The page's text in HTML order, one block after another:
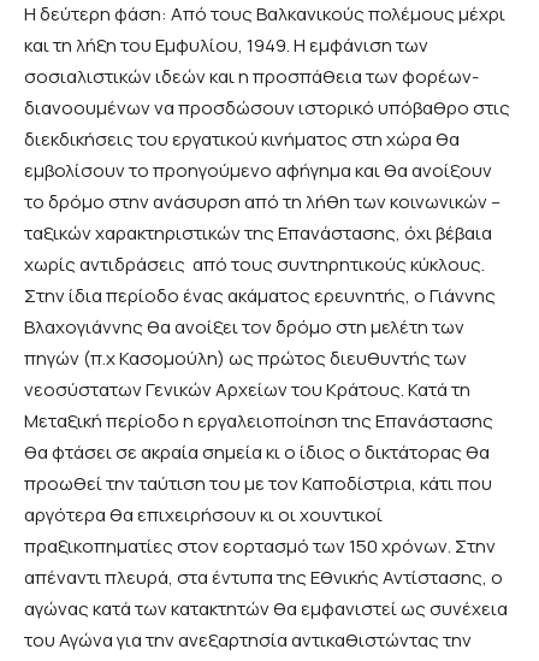
Η δεύτερη φάση: Από τους Βαλκανικούς πολέμους μέχρι
και τη λήξη του Εμφυλίου, 1949. Η εμφάνιση των
σοσιαλιστικών ιδεών και η προσπάθεια των φορέων-
διανοουμένων να προσδώσουν ιστορικό υπόβαθρο στις
διεκδικήσεις του εργατικού κινήματος στη χώρα θα
εμβολίσουν το προηγούμενο αφήγημα και θα ανοίξουν
το δρόμο στην ανάσυρση από τη λήθη των κοινωνικών –
ταξικών χαρακτηριστικών της Επανάστασης, όχι βέβαια
χωρίς αντιδράσεις από τους συντηρητικούς κύκλους.
Στην ίδια περίοδο ένας ακάματος ερευνητής, ο Γιάννης
Βλαχογιάννης θα ανοίξει τον δρόμο στη μελέτη των
πηγών (π.χ Κασομούλη) ως πρώτος διευθυντής των
νεοσύστατων Γενικών Αρχείων του Κράτους. Κατά τη
Μεταξική περίοδο η εργαλειοποίηση της Επανάστασης
θα φτάσει σε ακραία σημεία κι ο ίδιος ο δικτάτορας θα
προωθεί την ταύτιση του με τον Καποδίστρια, κάτι που
αργότερα θα επιχειρήσουν κι οι χουντικοί
πραξικοπηματίες στον εορτασμό των 150 χρόνων. Στην
απέναντι πλευρά, στα έντυπα της Εθνικής Αντίστασης, ο
αγώνας κατά των κατακτητών θα εμφανιστεί ως συνέχεια
του Αγώνα για την ανεξαρτησία αντικαθιστώντας την